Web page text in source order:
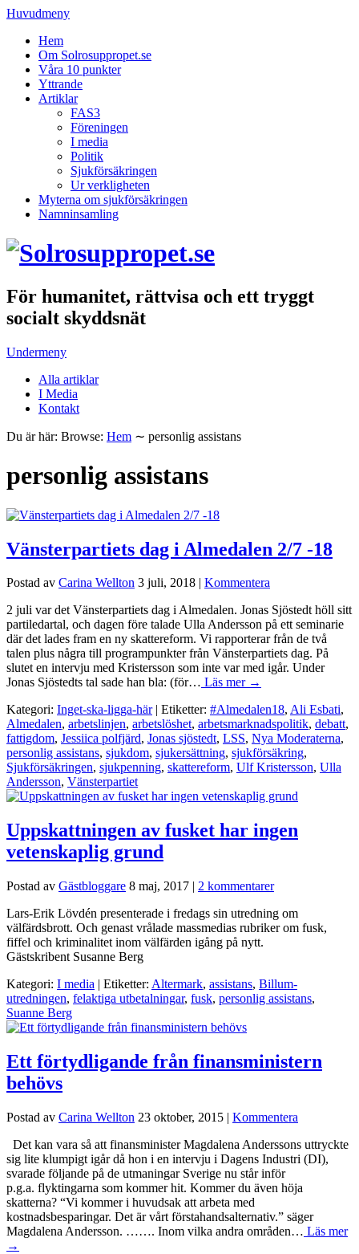
Huvudmeny
Hem
Om Solrosuppropet.se
Våra 10 punkter
Yttrande
Artiklar
FAS3
Föreningen
I media
Politik
Sjukförsäkringen
Ur verkligheten
Myterna om sjukförsäkringen
Namninsamling
För humanitet, rättvisa och ett tryggt
socialt skyddsnät
Undermeny
Alla artiklar
I Media
Kontakt
Du är här: Browse: Hem ∼ personlig assistans
personlig assistans
Vänsterpartiets dag i Almedalen 2/7 -18
Postad av Carina Wellton 3 juli, 2018
Kommentera
2 juli var det Vänsterpartiets dag i Almedalen. Jonas Sjöstedt höll sitt
partiledartal, och dagen före talade Ulla Andersson på ett seminarie
där det lades fram en ny skattereform. Vi rapporterar från de två
talen plus några till programpunkter från Vänsterpartiets dag. På
slutet en intervju med Kristersson som inte var med igår. Under
Jonas Sjöstedts tal sade han bla: (för… Läs mer →
Kategori: Inget-ska-ligga-här | Etiketter: #Almedalen18, Ali Esbati,
Almedalen, arbetslinjen, arbetslöshet, arbetsmarknadspolitik, debatt,
fattigdom, Jessiica polfjärd, Jonas sjöstedt, LSS, Nya Moderaterna,
personlig assistans, sjukdom, sjukersättning, sjukförsäkring,
Sjukförsäkringen, sjukpenning, skattereform, Ulf Kristersson, Ulla
Andersson, Vänsterpartiet
Uppskattningen av fusket har ingen
vetenskaplig grund
Postad av Gästbloggare 8 maj, 2017 | 2 kommentarer
Lars-Erik Lövdén presenterade i fredags sin utredning om
välfärdsbrott. Och genast vrålade massmedias rubriker om fusk,
fiffel och kriminalitet inom välfärden igång på nytt.
Gästskribent Susanne Berg
Kategori: I media | Etiketter: Altermark, assistans, Billum-
utredningen, felaktiga utbetalningar, fusk, personlig assistans,
Suanne Berg
Ett förtydligande från finansministern
behövs
Postad av Carina Wellton 23 oktober, 2015 | Kommentera
Det kan vara så att finansminister Magdalena Anderssons uttryckte
sig lite klumpigt igår då hon i en intervju i Dagens Industri (DI),
svarade följande på de utmaningar Sverige nu står inför
p.g.a. flyktingarna som kommer hit. Kommer du även höja
skatterna? “Vi kommer i huvudsak att arbeta med
kostnadsbesparingar. Det är vårt förstahandsalternativ.” säger
Magdalena Andersson. ……. Inom vilka andra områden… Läs mer
→